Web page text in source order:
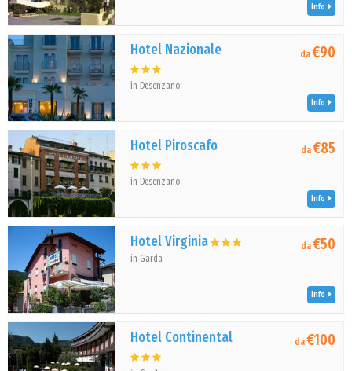
Info
Hotel Nazionale
in Desenzano
da€90
Info
Hotel Piroscafo
in Desenzano
da€85
Info
Hotel Virginia
in Garda
da€50
Info
Hotel Continental da€100